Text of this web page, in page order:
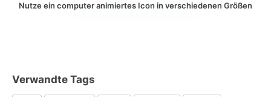
Nutze ein computer animiertes Icon in verschiedenen Größen
Verwandte Tags